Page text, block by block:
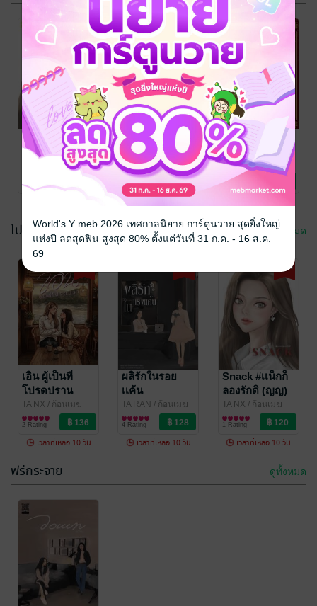
-19%
Snack #เเน็กก็
ลองรักดิ (ญญ)
/ ก้อนเมฆ
ของพระอาทิตย์:)
Love/Yuri
1 Rating
-19%
ผลิรักในรอย
เเค้น
TA RAN/ ก้อนเมฆ
ของพระอาทิตย์:)
นิยาย Girl
Love/Yuri
4 Rating
คีย์ตะวัน เล่ม 1
TA NX/ ก้อนเมฆ
ของพระอาทิตย์:)
นิยาย Girl
Love/Yuri
4 Rating
-19%
เอิน ผู้เป็นที่
โปรดปราน
TA NX/ ก้อนเมฆ
ของพระอาทิตย์:)
นิยาย Girl
Love/Yuri
2 Rating
Love Mission
TA NX/ ก้อนเมฆ
ของพระอาทิตย์:)
นิยายแฟนตาซี
2 Rating
โปรโมชัน ดูทั้งหมด
เอิน ผู้เป็นที่
โปรดปราน
TA NX / ก้อนเมฆ
ของพระอาทิตย์:)
นิยาย Girl
Love/Yuri
2 Rating
เวลาที่เหลือ 10 วัน
ผลิรักในรอย
เเค้น
TA RAN / ก้อนเมฆ
ของพระอาทิตย์:)
นิยาย Girl
Love/Yuri
4 Rating
เวลาที่เหลือ 10 วัน
-19%
Snack #เเน็กก็
ลองรักดิ (ญญ)
TA NX / ก้อนเมฆ
ของพระอาทิตย์:)
นิยาย Girl
Love/Yuri
1 Rating
เวลาที่เหลือ 10 วัน
ธรีรัก
TA NX/ ก้อนเมฆ
ฟรีกระจาย ดูทั้งหมด
World's Y meb 2026 เทศกาลนิยาย การ์ตูนวาย สุดยิ่งใหญ่
แห่งปี ลดสุดฟิน สูงสุด 80% ตั้งแต่วันที่ 31 ก.ค. - 16 ส.ค.
69